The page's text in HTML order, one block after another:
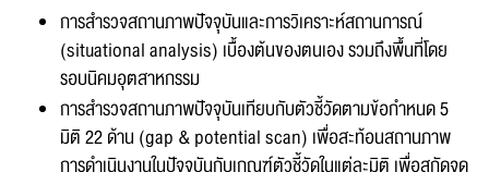
การสำรวจสถานภาพปัจจุบันและการวิเคราะห์สถานการณ์
(situational analysis) เบื้องต้นของตนเอง รวมถึงพื้นที่โดย
รอบนิคมอุตสาหกรรม
การสำรวจสถานภาพปัจจุบันเทียบกับตัวชี้วัดตามข้อกำหนด 5
มิติ 22 ด้าน (gap & potential scan) เพื่อสะท้อนสถานภาพ